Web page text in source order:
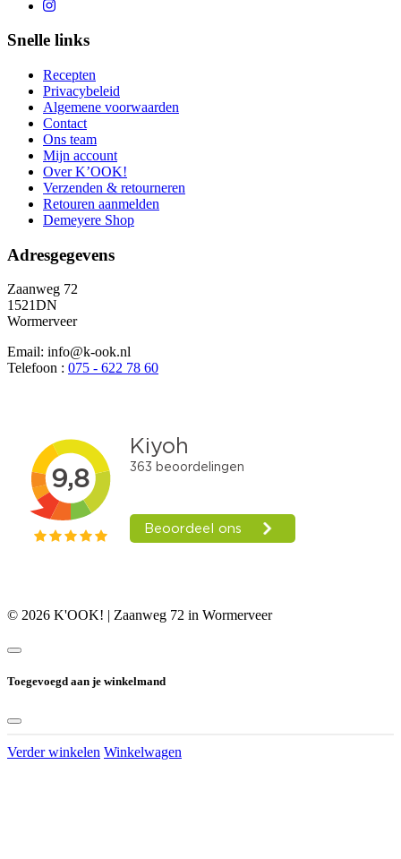
Snelle links
Recepten
Privacybeleid
Algemene voorwaarden
Contact
Ons team
Mijn account
Over K’OOK!
Verzenden & retourneren
Retouren aanmelden
Demeyere Shop
Adresgegevens
Zaanweg 72
1521DN
Wormerveer
Email: info@k-ook.nl
Telefoon : 075 - 622 78 60
© 2026 K'OOK! | Zaanweg 72 in Wormerveer
Toegevoegd aan je winkelmand
Verder winkelen Winkelwagen